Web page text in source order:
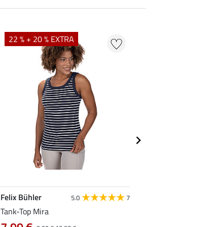
22 % + 20 % EXTRA
Felix Bühler 5.0 7
Tank-Top Mira